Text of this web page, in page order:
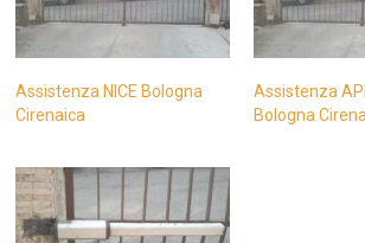
Assistenza NICE Bologna
Cirenaica
Assistenza
Bologna